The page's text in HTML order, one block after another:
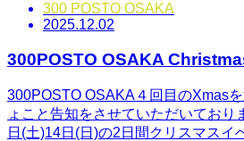
300 POSTO OSAKA
2025.12.02
300POSTO OSAKA
300POSTO OSAKA４回目のXmas
ょこと告知をさせていただいており
日(土)14日(日)の2日間クリスマスイ